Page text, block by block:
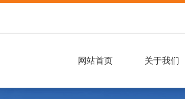
网站首页 关于我们